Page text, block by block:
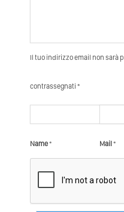
Il tuo indirizzo email non sarà
contrassegnati *
Name* Mail*